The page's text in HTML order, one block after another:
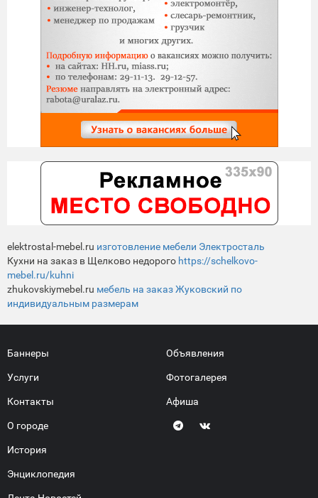
elektrostal-mebel.ru изготовление мебели Электросталь
Кухни на заказ в Щелково недорого https://schelkovo-
mebel.ru/kuhni
zhukovskiymebel.ru мебель на заказ Жуковский по
индивидуальным размерам
Баннеры
Услуги
Контакты
О городе
История
Энциклопедия
Объявления
Фотогалерея
Афиша